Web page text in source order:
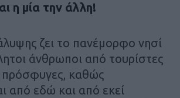
η μία την άλλη!
ζει το πανέμορφο νησί
άνθρωποι από τουρίστες
πρόσφυγες, καθώς
από εδώ και από εκεί